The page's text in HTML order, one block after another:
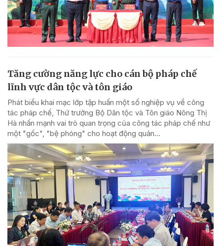
Tăng cường năng lực cho cán bộ pháp chế
lĩnh vực dân tộc và tôn giáo
Phát biểu khai mạc lớp tập huấn một số nghiệp vụ về công
tác pháp chế, Thứ trưởng Bộ Dân tộc và Tôn giáo Nông Thị
Hà nhấn mạnh vai trò quan trọng của công tác pháp chế như
một "gốc", "bệ phóng" cho hoạt động quản...